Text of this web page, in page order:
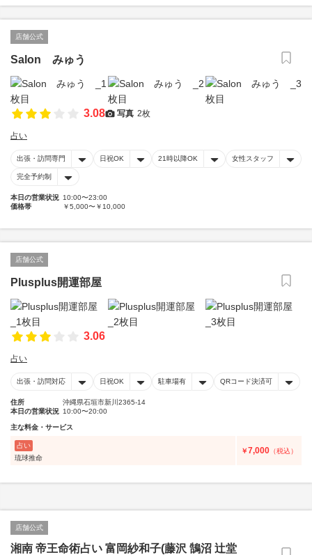
店舗公式
Salon みゅう
3.08 写真 2枚
占い
出張・訪問専門 日祝OK 21時以降OK 女性スタッフ
完全予約制
本日の営業状況 10:00〜23:00
価格帯
￥5,000〜￥10,000
店舗公式
Plusplus開運部屋
3.06
占い
出張・訪問対応 日祝OK 駐車場有 QRコード決済可
住所
沖縄県石垣市新川2365-14
本日の営業状況 10:00〜20:00
主な料金・サービス
占い
琉球推命
￥7,000 （税込）
店舗公式
湘南 帝王命術占い 富岡紗和子(藤沢 鵠沼 辻堂